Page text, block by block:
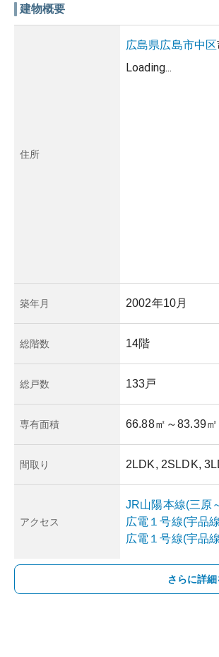
建物概要
住所
広島県広島市中区
Loading...
築年月 2002年10月
総階数 14階
総戸数 133戸
専有面積 66.88㎡ ～83.39㎡
間取り 2LDK, 2SLDK,
アクセス
JR山陽本線(三原
広電１号線(宇品
広電１号線(宇品
さらに詳